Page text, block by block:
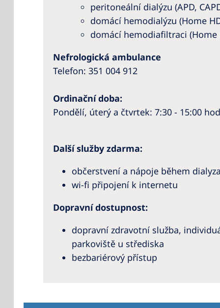
peritoneální dialýzu (APD,
domácí hemodialýzu (Home
domácí hemodiafiltraci (Home
Nefrologická ambulance
Telefon: 351 004 912
Ordinační doba:
Pondělí, úterý a čtvrtek: 7:30 - 15:00
Další služby zdarma:
občerstvení a nápoje během
wi-fi připojení k internetu
Dopravní dostupnost:
dopravní zdravotní služba,
parkoviště u střediska
bezbariérový přístup